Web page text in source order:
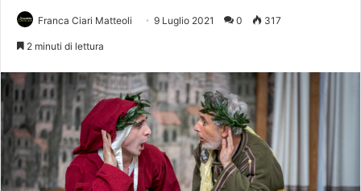
Franca Ciari Matteoli 9 Luglio 2021 0 317
2 minuti di lettura